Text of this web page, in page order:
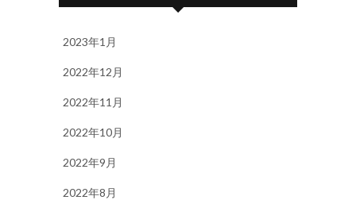
2023年1月
2022年12月
2022年11月
2022年10月
2022年9月
2022年8月